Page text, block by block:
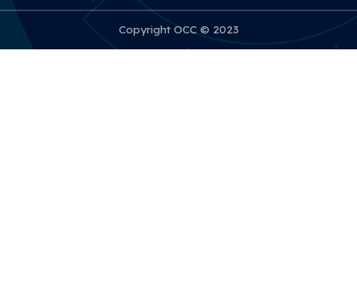
Copyright OCC © 2023